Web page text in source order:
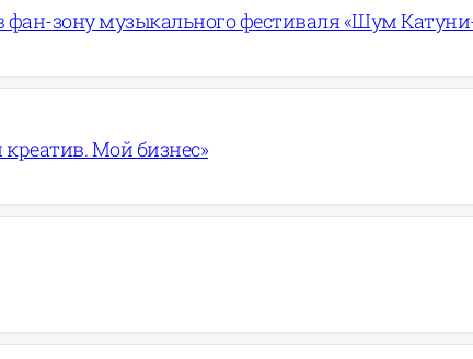
зону музыкального фестиваля «Шум
Мой бизнес»